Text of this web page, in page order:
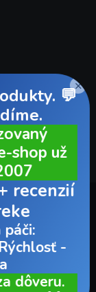
vyhradené.
×
💬
shop už
recenzií
-
dôveru.